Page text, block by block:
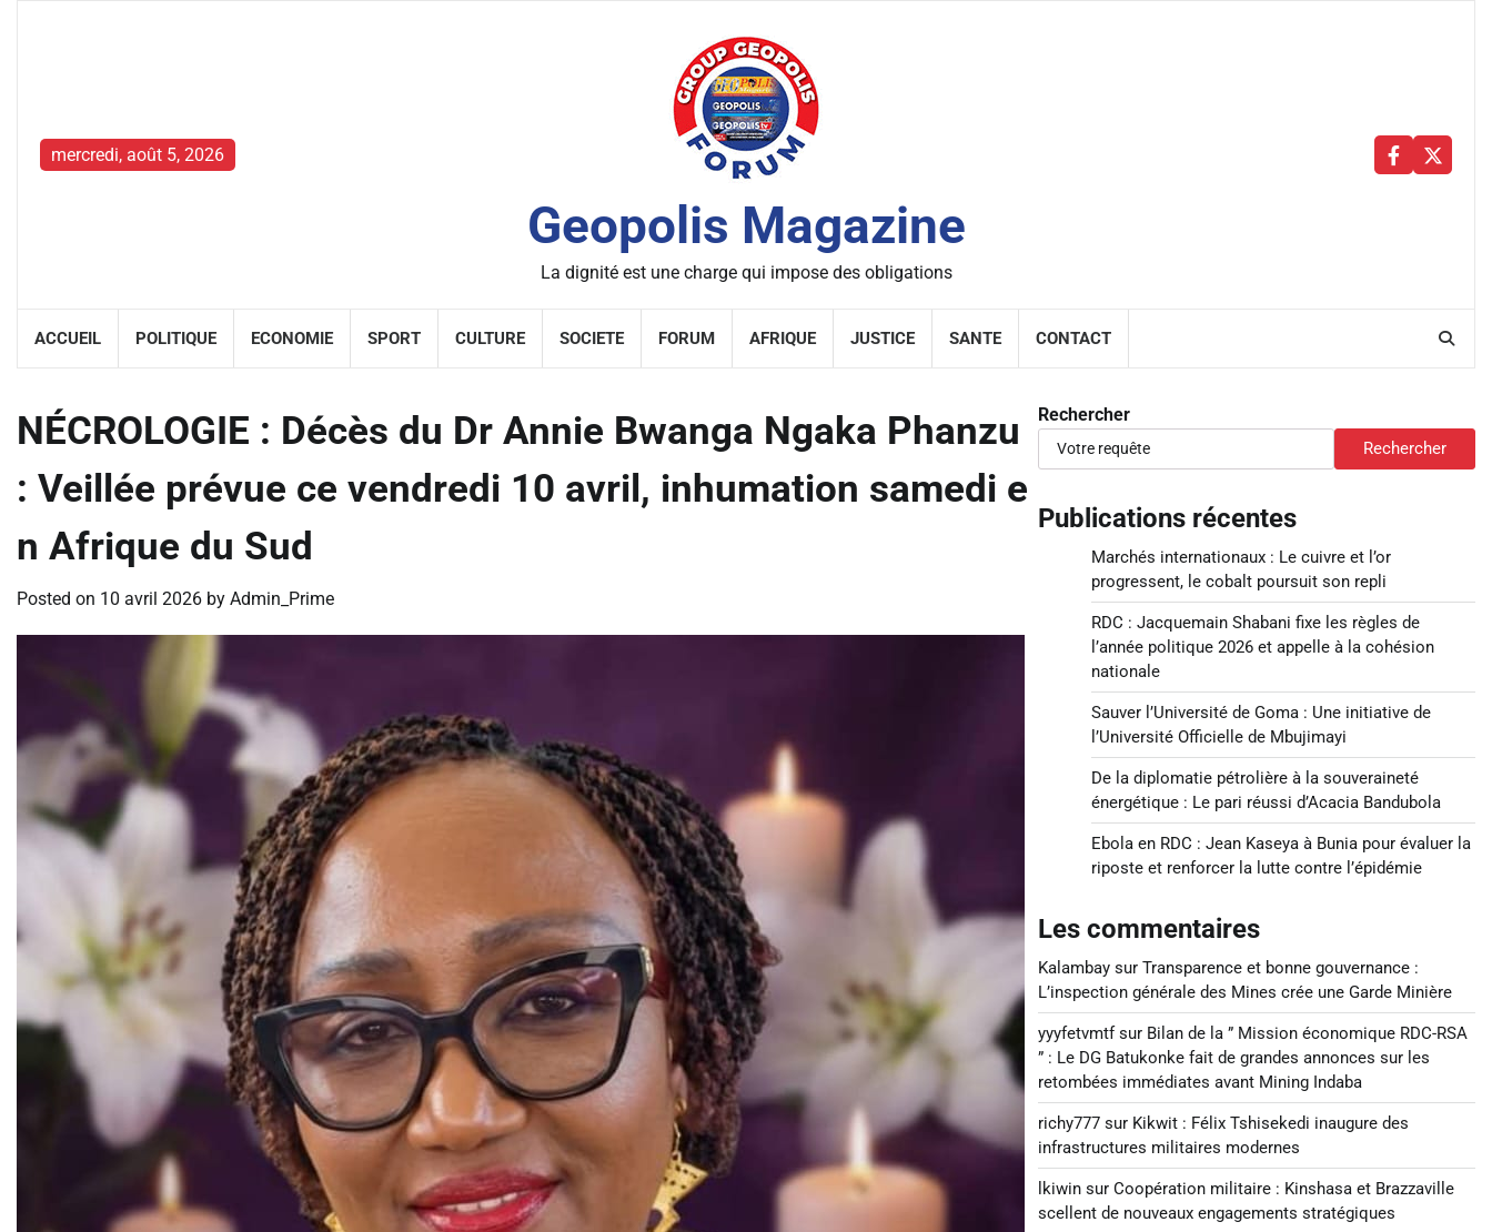
mercredi, août 5, 2026
Geopolis Magazine
La dignité est une charge qui impose des obligations
Facebbok
X
ACCUEIL POLITIQUE ECONOMIE SPORT CULTURE SOCIETE FORUM AFRIQUE JUSTICE SANTE CONTACT
NÉCROLOGIE : Décès du Dr Annie Bwangа Ngaka Phanzu
: Veillée prévue ce vendredi 10 avril, inhumation samedi e
n Afrique du Sud
Posted on 10 avril 2026 by Admin_Prime
Rechercher
Rechercher
Publications récentes
Marchés internationaux : Le cuivre et l’or
progressent, le cobalt poursuit son repli
RDC : Jacquemain Shabani fixe les règles de
l’année politique 2026 et appelle à la cohésion
nationale
Sauver l’Université de Goma : Une initiative de
l’Université Officielle de Mbujimayi
De la diplomatie pétrolière à la souveraineté
énergétique : Le pari réussi d’Acacia Bandubola
Ebola en RDC : Jean Kaseya à Bunia pour évaluer la
riposte et renforcer la lutte contre l’épidémie
Les commentaires
Kalambaysur Transparence et bonne gouvernance :
L’inspection générale des Mines crée une Garde Minière
yyyfetvmtfsur Bilan de la ” Mission économique RDC-RSA
” : Le DG Batukonke fait de grandes annonces sur les
retombées immédiates avant Mining Indaba
richy777sur Kikwit : Félix Tshisekedi inaugure des
infrastructures militaires modernes
lkiwinsur Coopération militaire : Kinshasa et Brazzaville
scellent de nouveaux engagements stratégiques